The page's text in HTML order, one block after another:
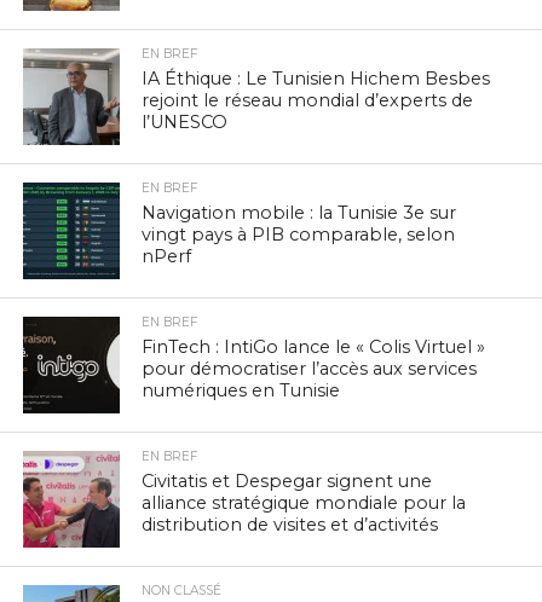
EN BREF
IA Éthique : Le Tunisien Hichem Besbes
rejoint le réseau mondial d’experts de
l’UNESCO
EN BREF
Navigation mobile : la Tunisie 3e sur
vingt pays à PIB comparable, selon
nPerf
EN BREF
FinTech : IntiGo lance le « Colis Virtuel »
pour démocratiser l’accès aux services
numériques en Tunisie
EN BREF
Civitatis et Despegar signent une
alliance stratégique mondiale pour la
distribution de visites et d’activités
NON CLASSÉ